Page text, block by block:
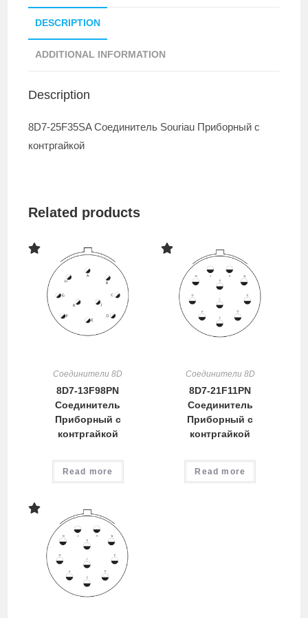
DESCRIPTION
ADDITIONAL INFORMATION
Description
8D7-25F35SA Соединитель Souriau Приборный с
контргайкой
Related products
Соединители 8D
8D7-13F98PN
Соединитель
Приборный с
контргайкой
Read more
Соединители 8D
8D7-21F11PN
Соединитель
Приборный с
контргайкой
Read more